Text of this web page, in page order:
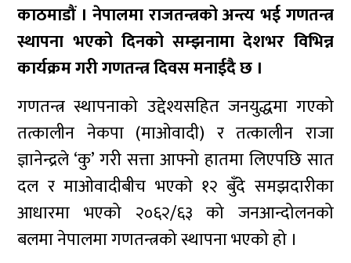
काठमाडौं । नेपालमा राजतन्त्रको अन्त्य भई गणतन्त्र
स्थापना भएको दिनको सम्झनामा देशभर विभिन्न
कार्यक्रम गरी गणतन्त्र दिवस मनाईदै छ ।
गणतन्त्र स्थापनाको उद्देश्यसहित जनयुद्धमा गएको
तत्कालीन नेकपा (माओवादी) र तत्कालीन राजा
ज्ञानेन्द्रले ‘कु’ गरी सत्ता आफ्नो हातमा लिएपछि सात
दल र माओवादीबीच भएको १२ बुँदे समझदारीका
आधारमा भएको २०६२/६३ को जनआन्दोलनको
बलमा नेपालमा गणतन्त्रको स्थापना भएको हो ।